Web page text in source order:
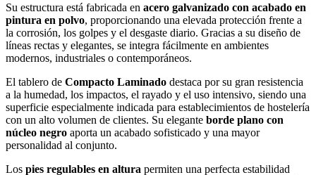
Su estructura está fabricada en acero galvanizado con acabado en
pintura en polvo, proporcionando una elevada protección frente a
la corrosión, los golpes y el desgaste diario. Gracias a su diseño de
líneas rectas y elegantes, se integra fácilmente en ambientes
modernos, industriales o contemporáneos.
El tablero de Compacto Laminado destaca por su gran resistencia
a la humedad, los impactos, el rayado y el uso intensivo, siendo una
superficie especialmente indicada para establecimientos de hostelería
con un alto volumen de clientes. Su elegante borde plano con
núcleo negro aporta un acabado sofisticado y una mayor
personalidad al conjunto.
Los pies regulables en altura permiten una perfecta estabilidad